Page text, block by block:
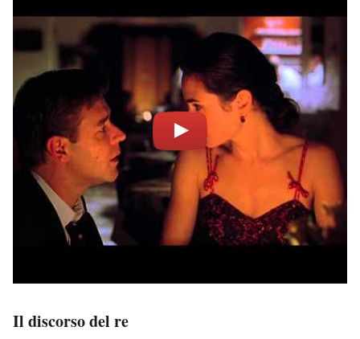
Il discorso del re